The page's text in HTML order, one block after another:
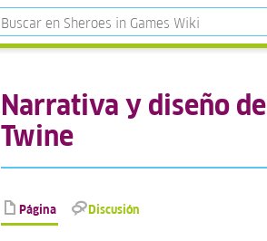
Narrativa y diseño
Twine
Página Discusión